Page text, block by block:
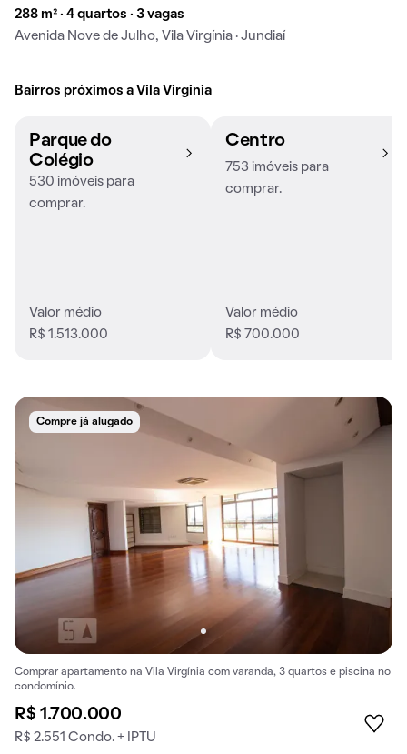
288 m² · 4 quartos · 3 vagas
Avenida Nove de Julho, Vila Virgínia · Jundiaí
Bairros próximos a Vila Virginia
Parque do
Colégio
530 imóveis para
comprar.
Valor médio
R$ 1.513.000
Centro
753 imóveis para
comprar.
Valor médio
R$ 700.000
Compre já alugado
Comprar apartamento na Vila Virgínia com varanda, 3 quartos e piscina no
condomínio.
R$ 1.700.000
R$ 2.551 Condo. + IPTU